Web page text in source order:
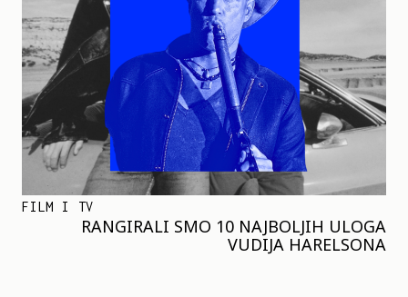
FILM I TV
RANGIRALI SMO 10 NAJBOLJIH ULOGA
VUDIJA HARELSONA